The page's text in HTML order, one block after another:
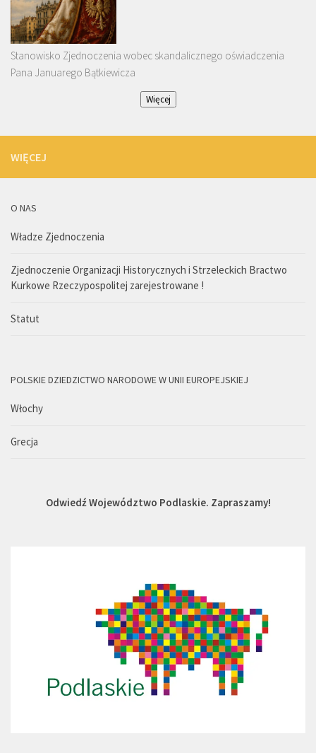
Stanowisko Zjednoczenia wobec skandalicznego oświadczenia
Pana Januarego Bątkiewicza
Więcej
WIĘCEJ
O NAS
Władze Zjednoczenia
Zjednoczenie Organizacji Historycznych i Strzeleckich Bractwo
Kurkowe Rzeczypospolitej zarejestrowane !
Statut
POLSKIE DZIEDZICTWO NARODOWE W UNII EUROPEJSKIEJ
Włochy
Grecja
Odwiedź Województwo Podlaskie. Zapraszamy!